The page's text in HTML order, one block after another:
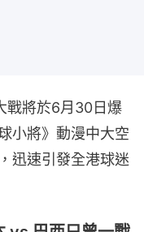
戰將於6月30日爆
小將》動漫中大空
迅速引發全港球迷